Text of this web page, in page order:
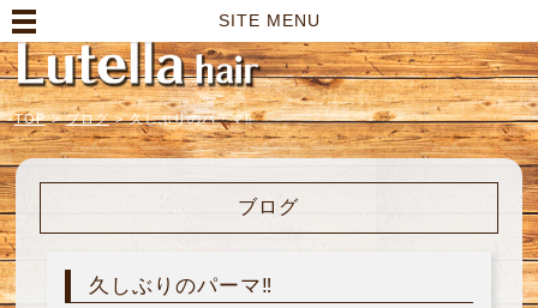
SITE MENU
TOP > ブログ > 久しぶりのパーマ‼︎
ブログ
久しぶりのパーマ‼︎